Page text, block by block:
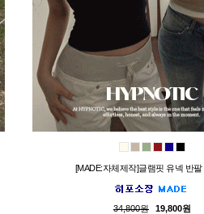
[MADE:자체제작]글램핏 유넥 반팔
34,800원 19,800원